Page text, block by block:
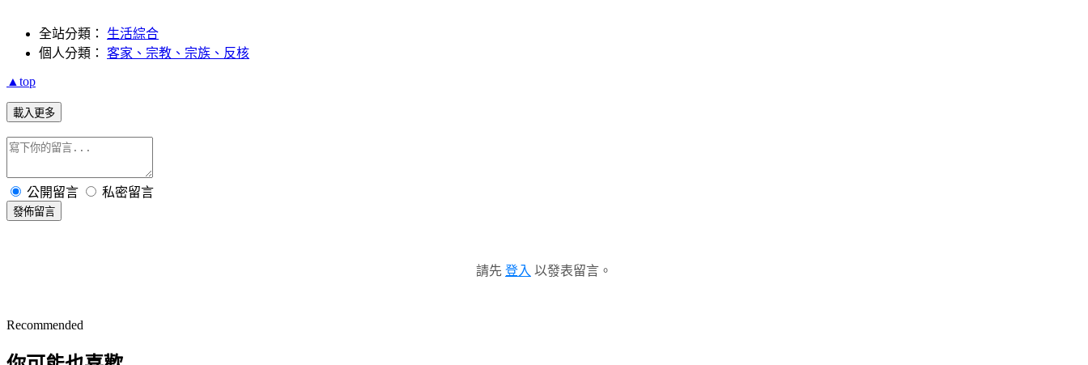
全站分類： 生活綜合
個人分類： 客家、宗教、宗族、反核
▲top
載入更多
公開留言 私密留言
發佈留言
請先 登入 以發表留言。
Recommended